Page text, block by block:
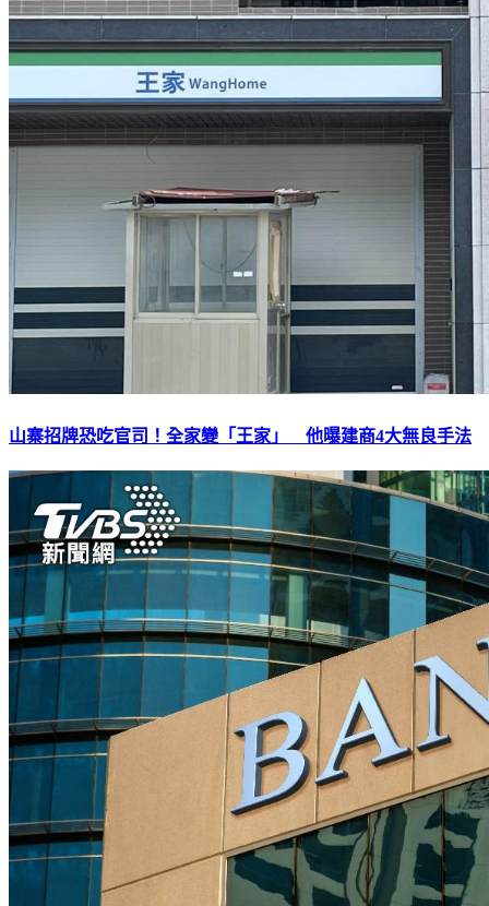
山寨招牌恐吃官司！全家變「王家」 他曝建商4大無良手法